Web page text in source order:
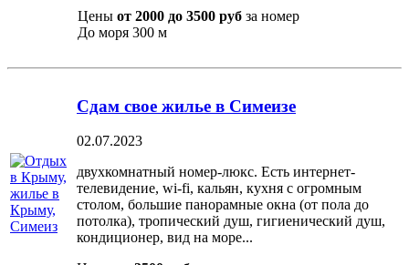
Цены от 2000 до 3500 руб за номер
До моря 300 м
Сдам свое жилье в Симеизе
02.07.2023
двухкомнатный номер-люкс. Есть интернет-
телевидение, wi-fi, кальян, кухня с огромным
столом, большие панорамные окна (от пола до
потолка), тропический душ, гигиенический душ,
кондиционер, вид на море...